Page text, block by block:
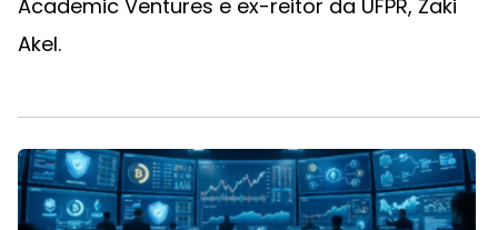
Academic Ventures e ex-reitor da UFPR, Zaki
Akel.